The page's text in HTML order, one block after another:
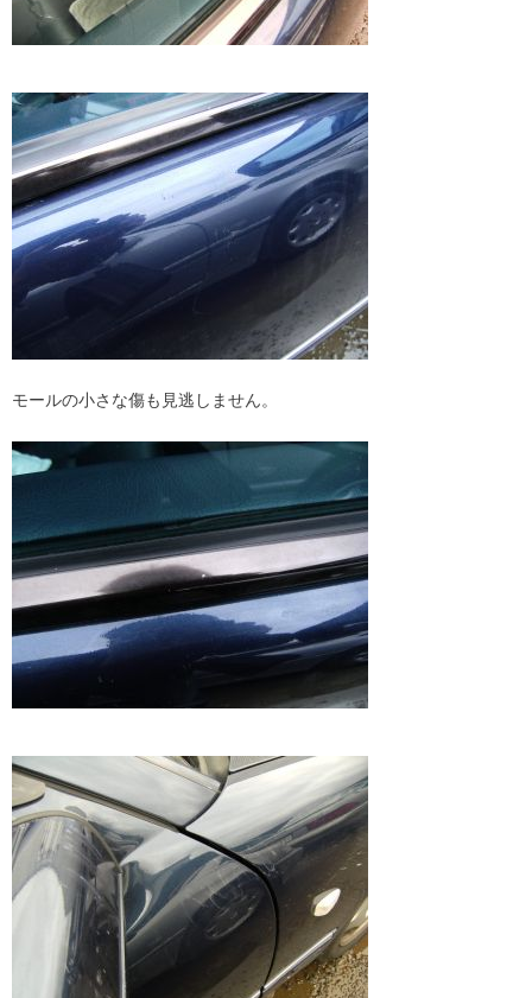
モールの小さな傷も見逃しません。